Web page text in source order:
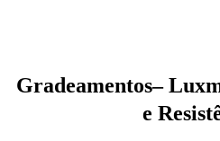
Gradeamentos–
e